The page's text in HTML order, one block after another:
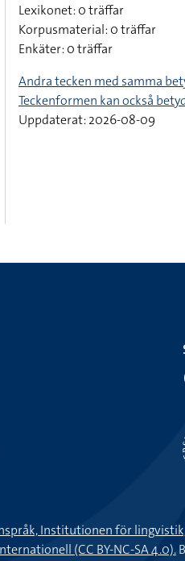
Lexikonet: 0 träffar
Korpusmaterial: 0 träffar
Enkäter: 0 träffar
Andra tecken med samma
Teckenformen kan också
Uppdaterat: 2026-08-09
Institutionen för
(CC BY-NC-SA 4.0).